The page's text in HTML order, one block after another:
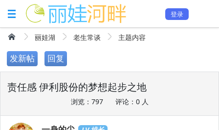
登录
丽娃湖 老生常谈 主题内容
发新帖 回复
责任感 伊利股份的梦想起步之地
浏览：797 评论：0 人